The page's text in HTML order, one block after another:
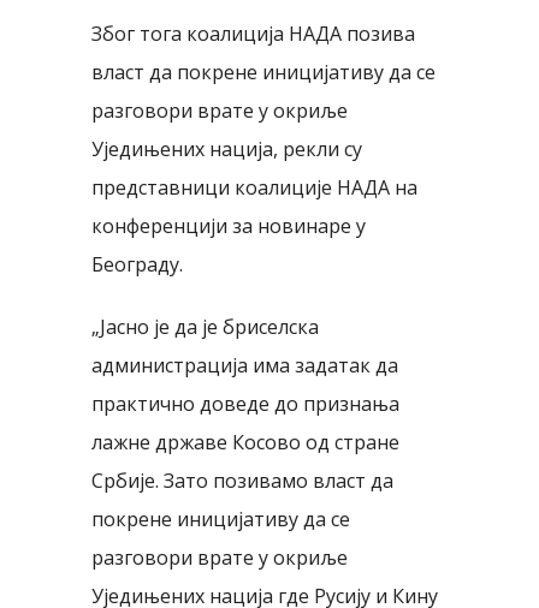
Због тога коалиција НАДА позива
власт да покрене иницијативу да се
разговори врате у окриље
Уједињених нација, рекли су
представници коалиције НАДА на
конференцији за новинаре у
Београду.
„Јасно је да је бриселска
администрација има задатак да
практично доведе до признања
лажне државе Косово од стране
Србије. Зато позивамо власт да
покрене иницијативу да се
разговори врате у окриље
Уједињених нација где Русију и Кину